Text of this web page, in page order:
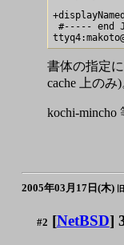
#----- end
書体の指定
cache 上のみ)
kochi-mincho
2005年03月17日(木)
#2 [NetBSD]